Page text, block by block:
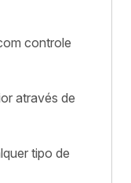
controle
através de
tipo de